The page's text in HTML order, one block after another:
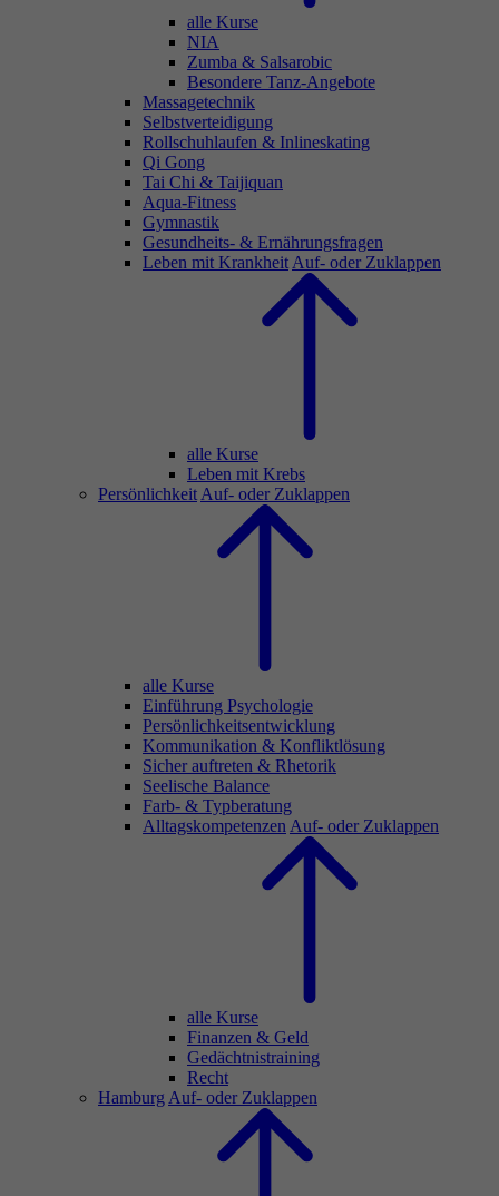
alle Kurse
NIA
Zumba & Salsarobic
Besondere Tanz-Angebote
Massagetechnik
Selbstverteidigung
Rollschuhlaufen & Inlineskating
Qi Gong
Tai Chi & Taijiquan
Aqua-Fitness
Gymnastik
Gesundheits- & Ernährungsfragen
Leben mit Krankheit Auf- oder Zuklappen
alle Kurse
Leben mit Krebs
Persönlichkeit Auf- oder Zuklappen
alle Kurse
Einführung Psychologie
Persönlichkeitsentwicklung
Kommunikation & Konfliktlösung
Sicher auftreten & Rhetorik
Seelische Balance
Farb- & Typberatung
Alltagskompetenzen Auf- oder Zuklappen
alle Kurse
Finanzen & Geld
Gedächtnistraining
Recht
Hamburg Auf- oder Zuklappen